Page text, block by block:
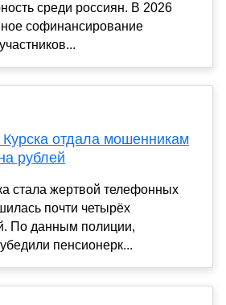
среди россиян. В 2026
софинансирование
отдала мошенникам
рублей
стала жертвой телефонных
почти четырёх
По данным полиции,
пенсионерк...